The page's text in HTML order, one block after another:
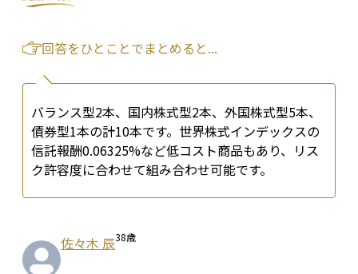
回答をひとことでまとめると...
バランス型2本、国内株式型2本、外国株式型5本、
債券型1本の計10本です。世界株式インデックスの
信託報酬0.06325%など低コスト商品もあり、リス
ク許容度に合わせて組み合わせ可能です。
佐々木 辰38歳